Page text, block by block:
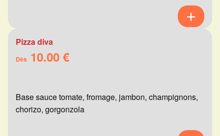
Pizza diva
Dès 10.00 €
Base sauce tomate, fromage, jambon, champignons,
chorizo, gorgonzola